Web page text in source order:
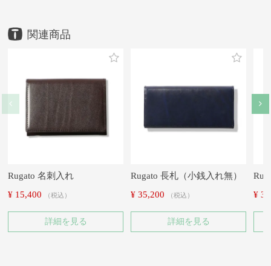
Rugato 名刺入れ
¥ 15,400 税込
詳細を見る
Rugato 長札（小銭入れ無）
¥ 35,200 税込
詳細を見る
¥